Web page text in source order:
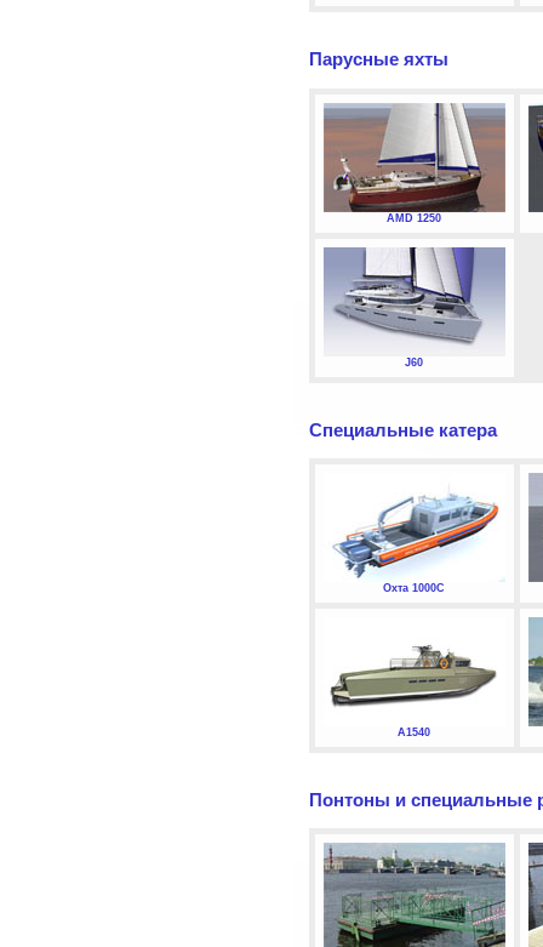
Парусные яхты
AMD 1250
J60
Специальные катера
Охта 1000С
А1540
Понтоны и специальные